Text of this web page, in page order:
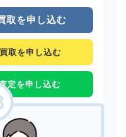
取を申し込む
取を申し込む
定を申し込む